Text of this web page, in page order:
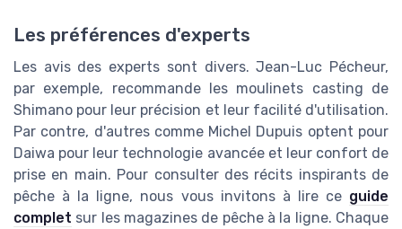
Les préférences d'experts
Les avis des experts sont divers. Jean-Luc Pécheur,
par exemple, recommande les moulinets casting de
Shimano pour leur précision et leur facilité d'utilisation.
Par contre, d'autres comme Michel Dupuis optent pour
Daiwa pour leur technologie avancée et leur confort de
prise en main. Pour consulter des récits inspirants de
pêche à la ligne, nous vous invitons à lire ce guide
complet sur les magazines de pêche à la ligne. Chaque